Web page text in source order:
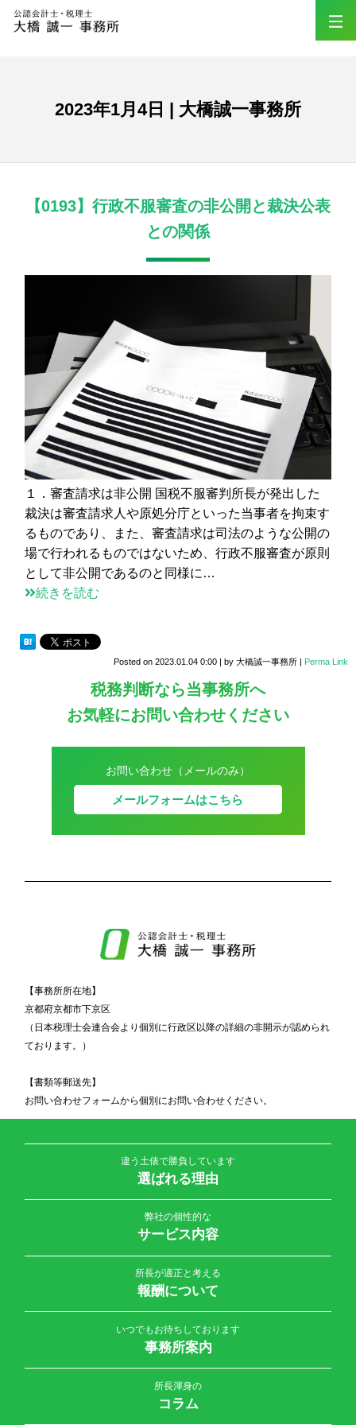
2023年1月4日 | 大橋誠一事務所
【0193】行政不服審査の非公開と裁決公表
との関係
１．審査請求は非公開 国税不服審判所長が発出した
裁決は審査請求人や原処分庁といった当事者を拘束す
るものであり、また、審査請求は司法のような公開の
場で行われるものではないため、行政不服審査が原則
として非公開であるのと同様に…
続きを読む
Posted on 2023.01.04 0:00 | by 大橋誠一事務所 | Perma Link
税務判断なら当事務所へ
お気軽にお問い合わせください
お問い合わせ（メールのみ）
メールフォームはこちら
【事務所所在地】
京都府京都市下京区
（日本税理士会連合会より個別に行政区以降の詳細の非開示が認められ
ております。）
【書類等郵送先】
お問い合わせフォームから個別にお問い合わせください。
違う土俵で勝負しています
選ばれる理由
弊社の個性的な
サービス内容
所長が適正と考える
報酬について
いつでもお待ちしております
事務所案内
所長渾身の
コラム